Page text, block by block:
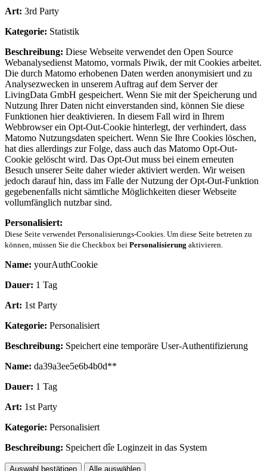
Art: 3rd Party
Kategorie: Statistik
Beschreibung: Diese Webseite verwendet den Open Source
Webanalysedienst Matomo, vormals Piwik, der mit Cookies arbeitet.
Die durch Matomo erhobenen Daten werden anonymisiert und zu
Analysezwecken in unserem Auftrag auf dem Server der
LivingData GmbH gespeichert. Wenn Sie mit der Speicherung und
Nutzung Ihrer Daten nicht einverstanden sind, können Sie diese
Funktionen hier deaktivieren. In diesem Fall wird in Ihrem
Webbrowser ein Opt-Out-Cookie hinterlegt, der verhindert, dass
Matomo Nutzungsdaten speichert. Wenn Sie Ihre Cookies löschen,
hat dies allerdings zur Folge, dass auch das Matomo Opt-Out-
Cookie gelöscht wird. Das Opt-Out muss bei einem erneuten
Besuch unserer Seite daher wieder aktiviert werden. Wir weisen
jedoch darauf hin, dass im Falle der Nutzung der Opt-Out-Funktion
gegebenenfalls nicht sämtliche Möglichkeiten dieser Webseite
vollumfänglich nutzbar sind.
Personalisiert:
Diese Seite verwendet Personalisierungs-Cookies. Um diese Seite betreten zu
können, müssen Sie die Checkbox bei Personalisierung aktivieren.
Name: yourAuthCookie
Dauer: 1 Tag
Art: 1st Party
Kategorie: Personalisiert
Beschreibung: Speichert eine temporäre User-Authentifizierung
Name: da39a3ee5e6b4b0d**
Dauer: 1 Tag
Art: 1st Party
Kategorie: Personalisiert
Beschreibung: Speichert dîe Loginzeit in das System
Auswahl bestätigen Alle auswählen